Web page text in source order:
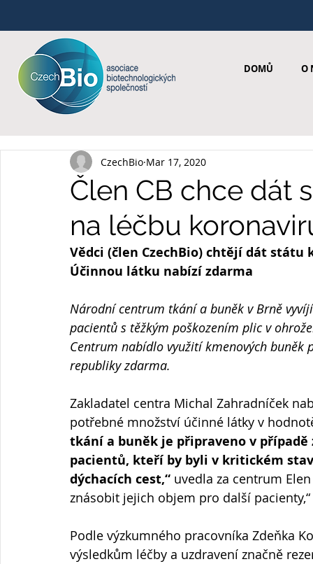
DOMŮ O
Člen CB chce dát
na léčbu
CzechBio Mar 17, 2020
Vědci (člen CzechBio) chtějí dát
Účinnou látku nabízí zdarma
Národní centrum tkání a buněk v Brně
pacientů s těžkým poškozením plic v
Centrum nabídlo využití kmenových
republiky zdarma.
Zakladatel centra Michal Zahradníček
potřebné množství účinné látky v
tkání a buněk je připraveno v
pacientů, kteří by byli v kritickém
dýchacích cest,“ uvedla za centrum
znásobit jejich objem pro další
Podle výzkumného pracovníka Zdeňka
výsledkům léčby a uzdravení značně